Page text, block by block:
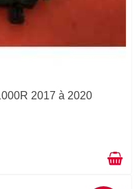
2017 à 2020